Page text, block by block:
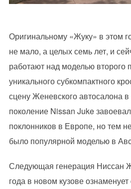
Оригинальному «Жуку» в этом
не мало, а целых семь лет, и
работают над моделью второго
уникального субкомпактного
сцену Женевского автосалона
поколение Nissan Juke
поклонников в Европе, но тем
было популярной моделью в
Следующая генерация Ниссан
года в новом кузове